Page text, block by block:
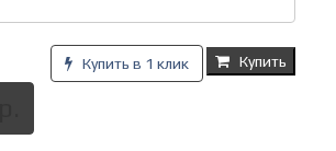
Купить в 1 клик Купить